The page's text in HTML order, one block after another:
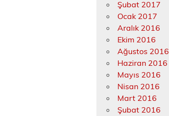
Şubat 2017
Ocak 2017
Aralık 2016
Ekim 2016
Ağustos 2016
Haziran 2016
Mayıs 2016
Nisan 2016
Mart 2016
Şubat 2016